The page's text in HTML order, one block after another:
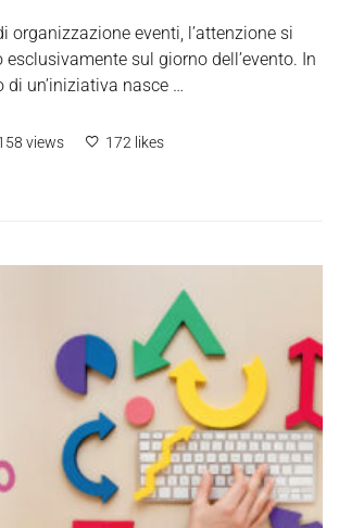
organizzazione eventi, l’attenzione si
sul giorno dell’evento. In
di un’iniziativa nasce …
views
172 likes